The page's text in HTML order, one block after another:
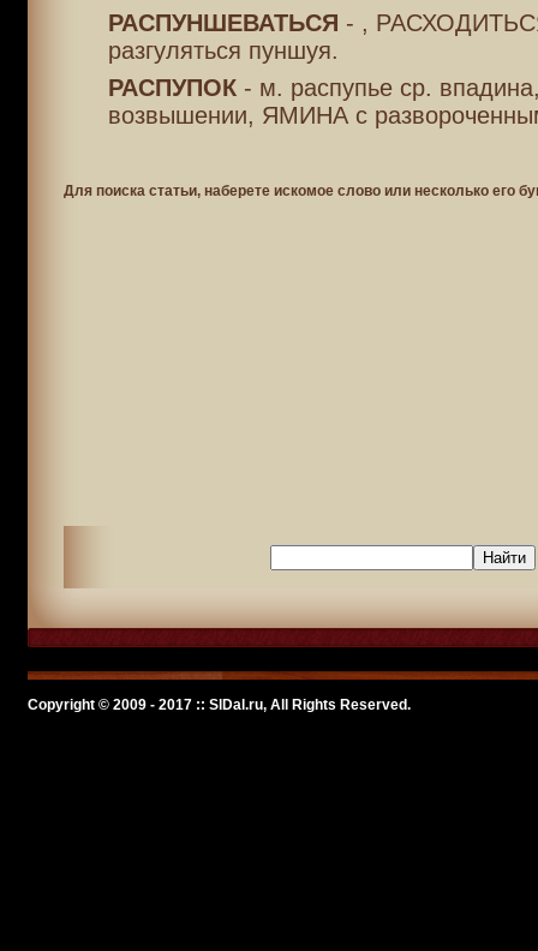
РАСПУНШЕВАТЬСЯ - ,
разгуляться пуншуя.
РАСПУПОК- м. распупье ср.
возвышении, ЯМИНА с
Для поиска статьи, наберете искомое слово или несколько его
Copyright © 2009 - 2017 :: SlDal.ru, All Rights Reserved.